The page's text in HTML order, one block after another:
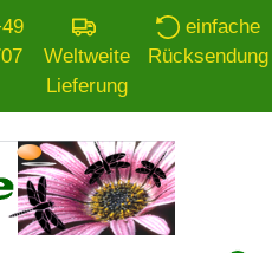
Weltweite
Lieferung
einfache
Rücksendung